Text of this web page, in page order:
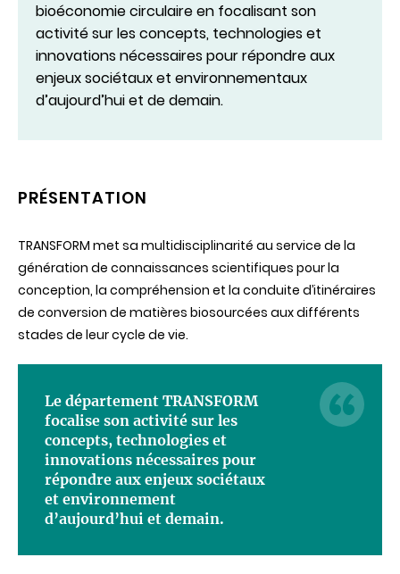
bioéconomie circulaire en focalisant son
activité sur les concepts, technologies et
innovations nécessaires pour répondre aux
enjeux sociétaux et environnementaux
d’aujourd’hui et de demain.
PRÉSENTATION
TRANSFORM met sa multidisciplinarité au service de la
génération de connaissances scientifiques pour la
conception, la compréhension et la conduite d’itinéraires
de conversion de matières biosourcées aux différents
stades de leur cycle de vie.
Le département TRANSFORM
focalise son activité sur les
concepts, technologies et
innovations nécessaires pour
répondre aux enjeux sociétaux
et environnement
d’aujourd’hui et demain.